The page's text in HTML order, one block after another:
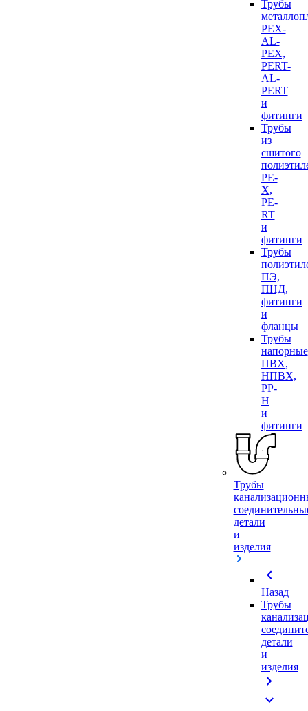
Трубы
PEX-
AL-
PEX,
PERT-
AL-
PERT
и
фитинги
Трубы
из
сшитого
PE-
X,
PE-
RT
и
фитинги
Трубы
ПЭ,
ПНД,
фитинги
и
фланцы
Трубы
напорные
ПВХ,
НПВХ,
PP-
H
и
фитинги
Трубы
детали
и
изделия
chevron_left
Назад
Трубы
детали
и
изделия
chevron_right
expand_more